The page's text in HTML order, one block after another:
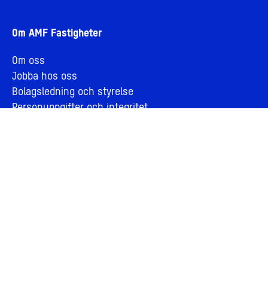
Om AMF Fastigheter
Om oss
Jobba hos oss
Bolagsledning och styrelse
Personuppgifter och integritet